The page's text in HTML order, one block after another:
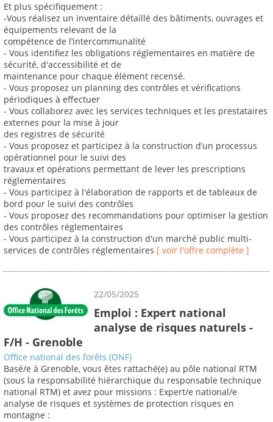
Et plus spécifiquement :
-Vous réalisez un inventaire détaillé des bâtiments, ouvrages et
équipements relevant de la
compétence de l’intercommunalité
- Vous identifiez les obligations réglementaires en matière de
sécurité, d'accessibilité et de
maintenance pour chaque élément recensé.
- Vous proposez un planning des contrôles et vérifications
périodiques à effectuer
- Vous collaborez avec les services techniques et les prestataires
externes pour la mise à jour
des registres de sécurité
- Vous proposez et participez à la construction d’un processus
opérationnel pour le suivi des
travaux et opérations permettant de lever les prescriptions
réglementaires
- Vous participez à l'élaboration de rapports et de tableaux de
bord pour le suivi des contrôles
- Vous proposez des recommandations pour optimiser la gestion
des contrôles réglementaires
- Vous participez à la construction d'un marché public multi-
services de contrôles réglementaires [ voir l'offre complète ]
22/05/2025
Emploi : Expert national
analyse de risques naturels -
F/H - Grenoble
Office national des forêts (ONF)
Basé/e à Grenoble, vous êtes rattaché(e) au pôle national RTM
(sous la responsabilité hiérarchique du responsable technique
national RTM) et avez pour missions : Expert/e national/e
analyse de risques et systèmes de protection risques en
montagne :